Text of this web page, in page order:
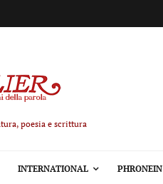
poesia e scrittura
INTERNATIONAL PHRONEIN